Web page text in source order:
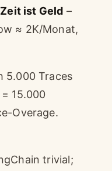
Zeit ist Geld –
≈ 2K/Monat,
5.000 Traces
15.000
Overage.
trivial;